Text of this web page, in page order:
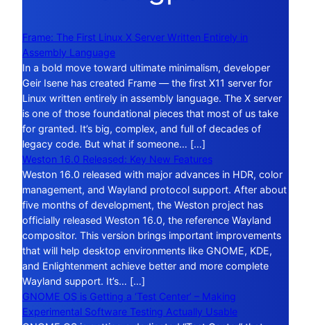
Frame: The First Linux X Server Written Entirely in
Assembly Language
In a bold move toward ultimate minimalism, developer
Geir Isene has created Frame — the first X11 server for
Linux written entirely in assembly language. The X server
is one of those foundational pieces that most of us take
for granted. It’s big, complex, and full of decades of
legacy code. But what if someone… […]
Weston 16.0 Released: Key New Features
Weston 16.0 released with major advances in HDR, color
management, and Wayland protocol support. After about
five months of development, the Weston project has
officially released Weston 16.0, the reference Wayland
compositor. This version brings important improvements
that will help desktop environments like GNOME, KDE,
and Enlightenment achieve better and more complete
Wayland support. It’s… […]
GNOME OS is Getting a ‘Test Center’ – Making
Experimental Software Testing Actually Usable